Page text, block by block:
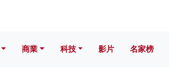
商業 科技 影片 名家榜